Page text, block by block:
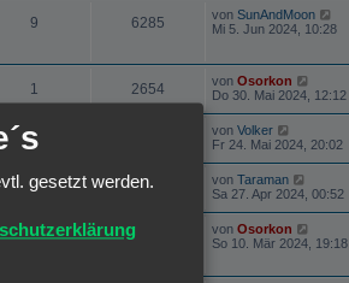
9 6285 von SunAndMoon
Mi 5. Jun 2024, 10:28
1 2654 von Osorkon
Do 30. Mai 2024, 12:12
2 von Volker
Fr 24. Mai 2024, 20:02
13 17351 von Taraman
Sa 27. Apr 2024, 00:52
9 11199 von Osorkon
So 10. Mär 2024, 19:18
gesetzt werden.